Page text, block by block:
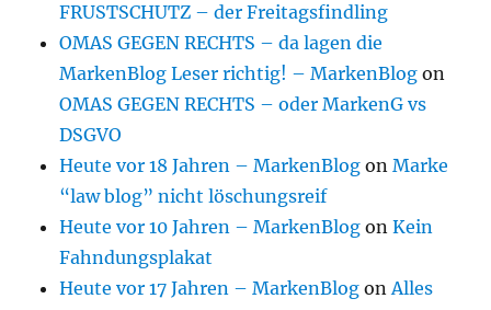
FRUSTSCHUTZ – der Freitagsfindling
OMAS GEGEN RECHTS – da lagen die
MarkenBlog Leser richtig! – MarkenBlog on
OMAS GEGEN RECHTS – oder MarkenG vs
DSGVO
Heute vor 18 Jahren – MarkenBlog onMarke
“law blog” nicht löschungsreif
Heute vor 10 Jahren – MarkenBlog onKein
Fahndungsplakat
Heute vor 17 Jahren – MarkenBlog onAlles